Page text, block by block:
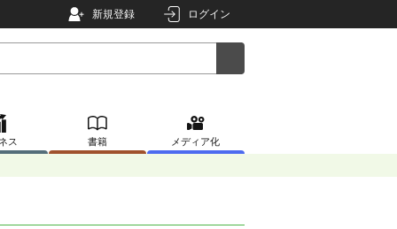
新規登録 ログイン
ス 書籍 メディア化